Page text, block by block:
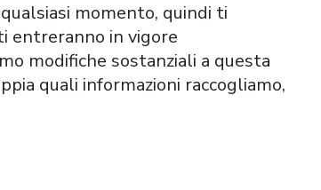
momento, quindi ti
entreranno in vigore
modifiche sostanziali a questa
quali informazioni raccogliamo,